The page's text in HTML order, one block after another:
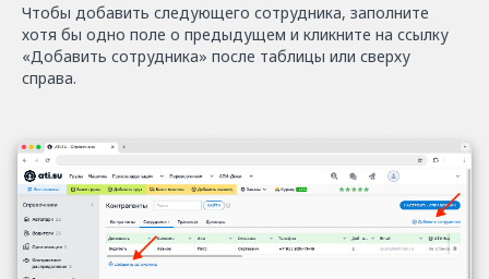
Чтобы добавить следующего сотрудника, заполните
хотя бы одно поле о предыдущем и кликните на ссылку
«Добавить сотрудника» после таблицы или сверху
справа.